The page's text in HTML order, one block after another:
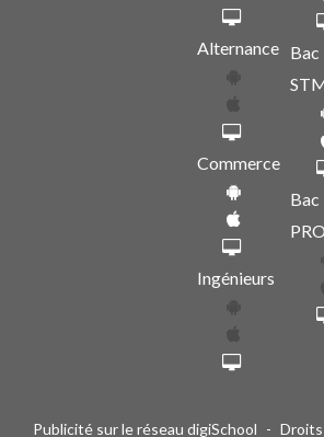
Alternance
Commerce
Ingénieurs
Bac
Bac
PRO
Publicité sur le réseau digiSchool -